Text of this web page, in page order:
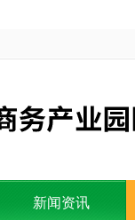
新闻资讯